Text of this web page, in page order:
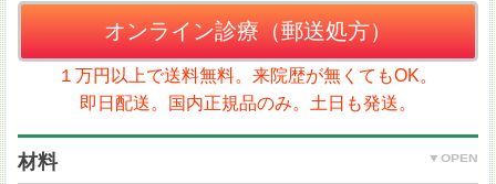
オンライン診療（郵送処方）
１万円以上で送料無料。来院歴が無くてもOK。
即日配送。国内正規品のみ。土日も発送。
材料